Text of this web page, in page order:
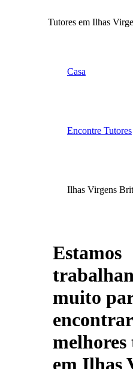
Tutores em Ilhas
Casa
Encontre Tutores
Ilhas Virgens
Estamos
muito
melhores
em Ilhas